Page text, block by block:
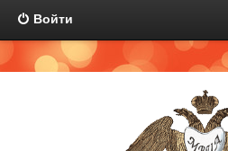
Войти